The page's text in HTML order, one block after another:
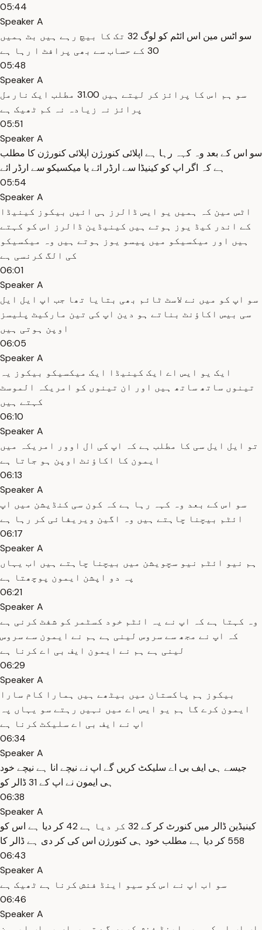
05:44
Speaker A
سو اٹس مین اس ائٹم کو لوگ 32 تک کا بیچ رہے ہیں بٹ ہمیں
30 کے حساب سے بھی پرافٹ ا رہا ہے
05:48
Speaker A
سو ہم اس کا پرائز کر لیتے ہیں 31.00 مطلب ایک نارمل
پرائز نہ زیادہ نہ کم ٹھیک ہے
05:51
Speaker A
سو اس کے بعد وہ کہہ رہا ہے اپلائی کنورژن اپلائی کنورژن کا مطلب
ہے کہ اگر اپ کو کینیڈا سے ارڈر ائے یا میکسیکو سے ارڈر ائے
05:54
Speaker A
اٹس مین کہ ہمیں یو ایس ڈالرز ہی ائیں بیکوز کینیڈا
کے اندر کیڈ یوز ہوتے ہیں کینیڈین ڈالرز اس کو کہتے
ہیں اور میکسیکو میں پیسو یوز ہوتے ہیں وہ میکسیکو
کی الگ کرنسی ہے
06:01
Speaker A
سو اپ کو میں نے لاسٹ ٹائم بھی بتایا تھا جب اپ ایل ایل
سی بیس اکاؤنٹ بناتے ہو دین اپ کی تین مارکیٹ پلیسز
اوپن ہوتی ہیں
06:05
Speaker A
ایک یو ایس اے ایک کینیڈا ایک میکسیکو بیکوز یہ
تینوں ساتھ ساتھ ہیں اور ان تینوں کو امریکہ الموسٹ
کہتے ہیں
06:10
Speaker A
تو ایل ایل سی کا مطلب ہے کہ اپ کی ال اوور امریکہ میں
ایمون کا اکاؤنٹ اوپن ہو جاتا ہے
06:13
Speaker A
سو اس کے بعد وہ کہہ رہا ہے کہ کون سی کنڈیشن میں اپ
ائٹم بیچنا چاہتے ہیں وہ اگین ویریفائی کر رہا ہے
06:17
Speaker A
ہم نیو ائٹم نیو سچویشن میں بیچنا چاہتے ہیں اب یہاں
پہ دو اپشن ایمون پوچھتا ہے
06:21
Speaker A
وہ کہتا ہے کہ اپ نے یہ ائٹم خود کسٹمر کو شفٹ کرنی ہے
کہ اپ نے مجھ سے سروس لینی ہے ہم نے ایمون سے سروس
لینی ہے ہم نے ایمون ایف بی اے کرنا ہے
06:29
Speaker A
بیکوز ہم پاکستان میں بیٹھے ہیں ہمارا کام سارا
ایمون کرے گا ہم یو ایس اے میں نہیں رہتے سو یہاں پہ
اپ نے ایف بی اے سلیکٹ کرنا ہے
06:34
Speaker A
جیسے ہی ایف بی اے سلیکٹ کریں گے اپ نے نیچے انا ہے نیچے خود
ہی ایمون نے اپ کے 31 ڈالر کو
06:38
Speaker A
کینیڈین ڈالر میں کنورٹ کر کے 32 کر دیا ہے 42 کر دیا ہے اس کو
558 کر دیا ہے مطلب خود ہی کنورژن اس کی کر دی ہے ڈالر کا
06:43
Speaker A
سو اب اپ نے اس کو سیو اینڈ فنش کرنا ہے ٹھیک ہے
06:46
Speaker A